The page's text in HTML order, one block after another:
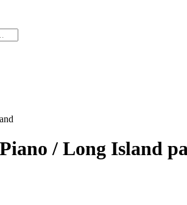
/ Long Island